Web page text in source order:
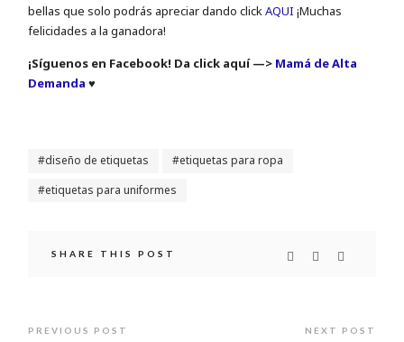
bellas que solo podrás apreciar dando clickAQUI ¡Muchas
felicidades a la ganadora!
¡Síguenos en Facebook! Da click aquí —> Mamá de Alta
Demanda ♥
diseño de etiquetas
etiquetas para ropa
etiquetas para uniformes
SHARE THIS POST
PREVIOUS POST NEXT POST